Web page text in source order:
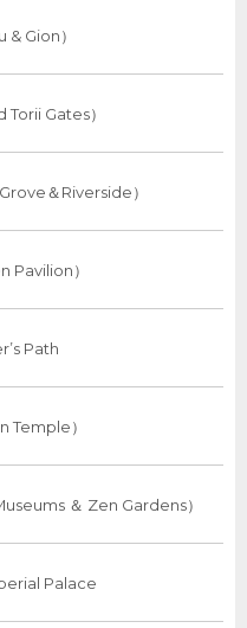
Gion）
Gates）
＆Riverside）
Pavilion）
Path
Temple）
＆ Zen Gardens）
Palace